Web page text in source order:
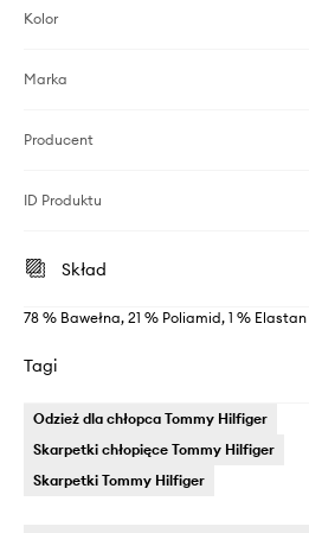
Kolor
Marka
Producent
ID Produktu
Skład
78 % Bawełna, 21 % Poliamid, 1 % Elastan
Tagi
Odzież dla chłopca Tommy Hilfiger
Skarpetki chłopięce Tommy Hilfiger
Skarpetki Tommy Hilfiger